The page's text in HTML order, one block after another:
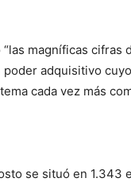
magníficas cifras
adquisitivo
cada vez más
se situó en 1.343